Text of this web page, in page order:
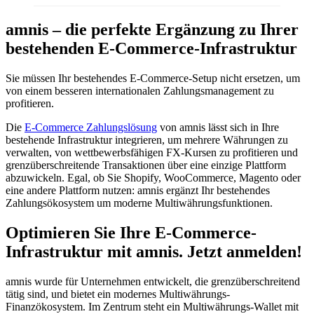
amnis – die perfekte Ergänzung zu Ihrer
bestehenden E-Commerce-Infrastruktur
Sie müssen Ihr bestehendes E-Commerce-Setup nicht ersetzen, um
von einem besseren internationalen Zahlungsmanagement zu
profitieren.
Die E-Commerce Zahlungslösung von amnis lässt sich in Ihre
bestehende Infrastruktur integrieren, um mehrere Währungen zu
verwalten, von wettbewerbsfähigen FX-Kursen zu profitieren und
grenzüberschreitende Transaktionen über eine einzige Plattform
abzuwickeln. Egal, ob Sie Shopify, WooCommerce, Magento oder
eine andere Plattform nutzen: amnis ergänzt Ihr bestehendes
Zahlungsökosystem um moderne Multiwährungsfunktionen.
Optimieren Sie Ihre E-Commerce-
Infrastruktur mit amnis. Jetzt anmelden!
amnis wurde für Unternehmen entwickelt, die grenzüberschreitend
tätig sind, und bietet ein modernes Multiwährungs-
Finanzökosystem. Im Zentrum steht ein Multiwährungs-Wallet mit